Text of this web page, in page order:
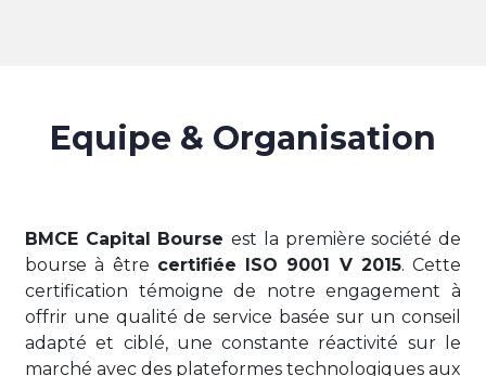
Equipe & Organisation
BMCE Capital Bourseest la première société de
bourse à être certifiée ISO 9001 V 2015. Cette
certification témoigne de notre engagement à
offrir une qualité de service basée sur un conseil
adapté et ciblé, une constante réactivité sur le
marché avec des plateformes technologiques aux